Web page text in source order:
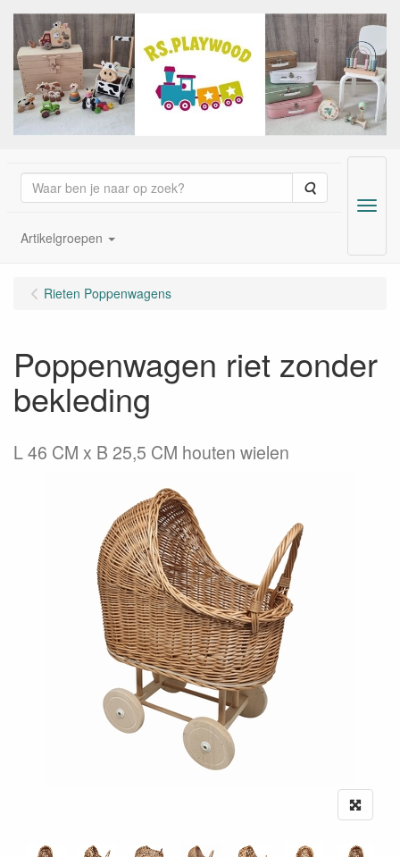
Zoeken
Artikelgroepen
Menu
Rieten Poppenwagens
Poppenwagen riet zonder
bekleding
L 46 CM x B 25,5 CM houten wielen